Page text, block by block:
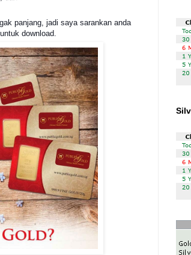
panjang, jadi saya sarankan anda
untuk download.